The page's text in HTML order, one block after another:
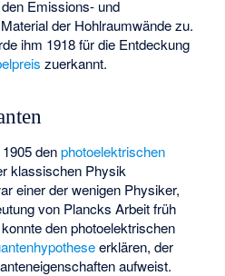
Emissions- und
der Hohlraumwände zu.
ihm 1918 für die Entdeckung
zuerkannt.
1905 denphotoelektrischen
klassischen Physik
einer der wenigen Physiker,
von Plancks Arbeit früh
den photoelektrischen
erklären, der
aufweist.